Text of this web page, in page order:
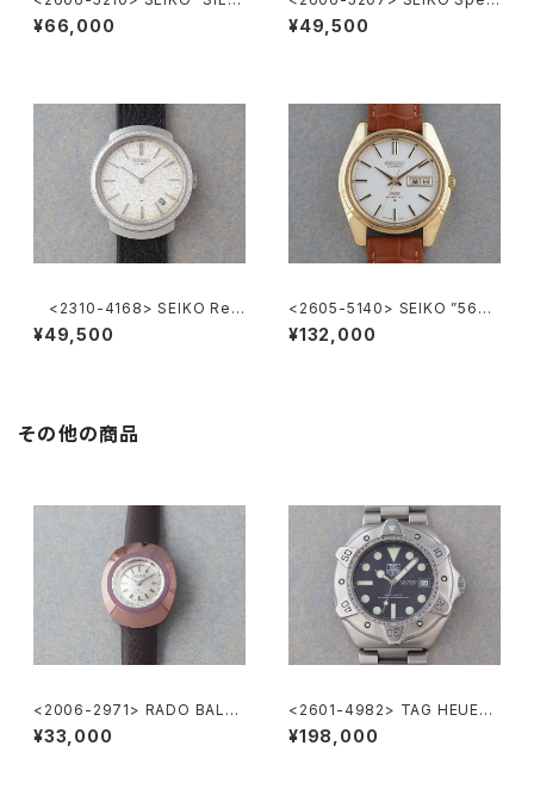
ER885" rectangular case
¥66,000
al
¥49,500
<2310-4168> SEIKO Ref.
2418-0010
¥49,500
<2605-5140> SEIKO ”56K
S" KING SEIKO
¥132,000
その他の商品
<2006-2971> RADO BALVB
OA
¥33,000
<2601-4982> TAG HEUER
Super Professional
¥198,000